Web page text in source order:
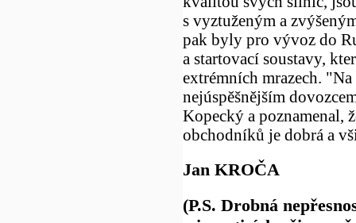
s vyztuženým a
pak byly pro vývoz do
a startovací soustavy,
extrémních mrazech.
nejúspěšnějším
Kopecký a poznamenal,
obchodníků je dobrá a
Jan KROČA
(P.S. Drobná